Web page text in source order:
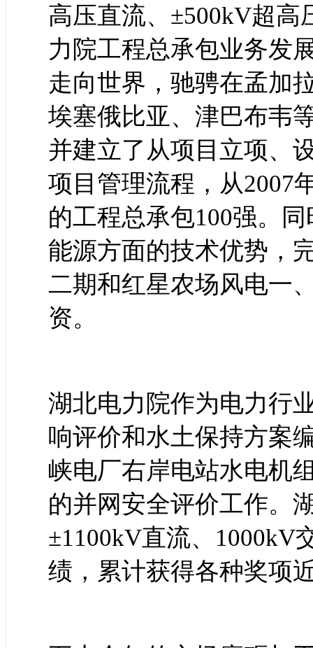
高压直流、±500kV超
力院工程总承包业务发
走向世界，驰骋在孟加
埃塞俄比亚、津巴布韦
并建立了从项目立项、
项目管理流程，从2007
的工程总承包100强。
能源方面的技术优势，
二期和红星农场风电一
资。
湖北电力院作为电力行
响评价和水土保持方案
峡电厂右岸电站水电机
的并网安全评价工作。
±1100kV直流、1000kV
绩，累计获得各种奖项